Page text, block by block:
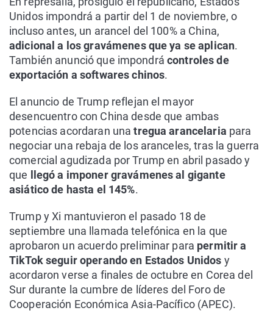
Unidos impondrá a partir del 1 de noviembre, o
incluso antes, un arancel del 100% a China,
adicional a los gravámenes que ya se aplican.
También anunció que impondrá controles de
exportación a softwares chinos.
El anuncio de Trump reflejan el mayor
desencuentro con China desde que ambas
potencias acordaran unatregua arancelaria para
negociar una rebaja de los aranceles, tras la guerra
comercial agudizada por Trump en abril pasado y
que
llegó a imponer gravámenes al gigante
asiático de hasta el 145%.
Trump y Xi mantuvieron el pasado 18 de
septiembre una llamada telefónica en la que
aprobaron un acuerdo preliminar para permitir a
TikTok seguir operando en Estados Unidos y
acordaron verse a finales de octubre en Corea del
Sur durante la cumbre de líderes del Foro de
Cooperación Económica Asia-Pacífico (APEC).